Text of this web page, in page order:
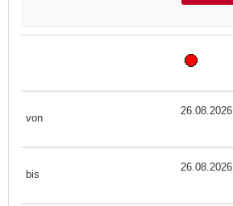
26.08.2026
26.08.2026